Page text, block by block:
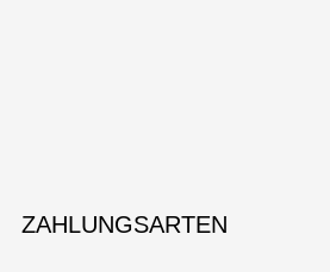
ZAHLUNGSARTEN